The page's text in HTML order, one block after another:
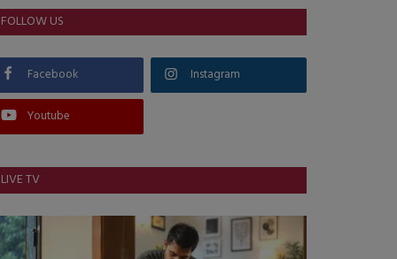
FOLLOW US
Facebook Instagram
Youtube
LIVE TV